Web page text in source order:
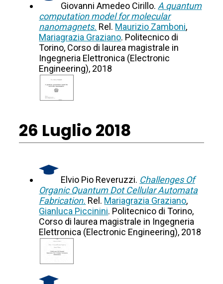
Giovanni Amedeo Cirillo. A quantum
computation model for molecular
nanomagnets. Rel. Maurizio Zamboni,
Mariagrazia Graziano. Politecnico di
Torino, Corso di laurea magistrale in
Ingegneria Elettronica (Electronic
Engineering), 2018
26 Luglio 2018
Elvio Pio Reveruzzi. Challenges Of
Organic Quantum Dot Cellular Automata
Fabrication. Rel. Mariagrazia Graziano,
Gianluca Piccinini. Politecnico di Torino,
Corso di laurea magistrale in Ingegneria
Elettronica (Electronic Engineering), 2018